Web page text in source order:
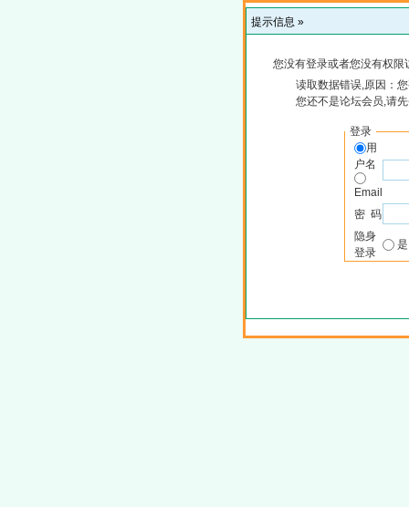
提示信息 »
您没有登录或者您没有权
读取数据错误,原因：
您还不是论坛会员,请
登录
用
户名
Email
密 码
隐身
登录